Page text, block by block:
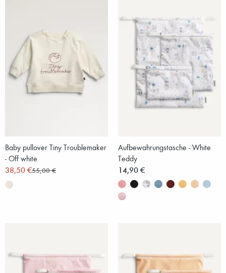
Baby pullover Tiny Troublemaker
- Off white
38,50 €55,00 €
Aufbewahrungstasche - White
Teddy
14,90 €